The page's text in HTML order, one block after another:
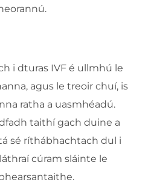
i dturas IVF é ullmhú le
agus le treoir chuí, is
ratha a uasmhéadú.
taithí gach duine a
sé ríthábhachtach dul i
cúram sláinte le